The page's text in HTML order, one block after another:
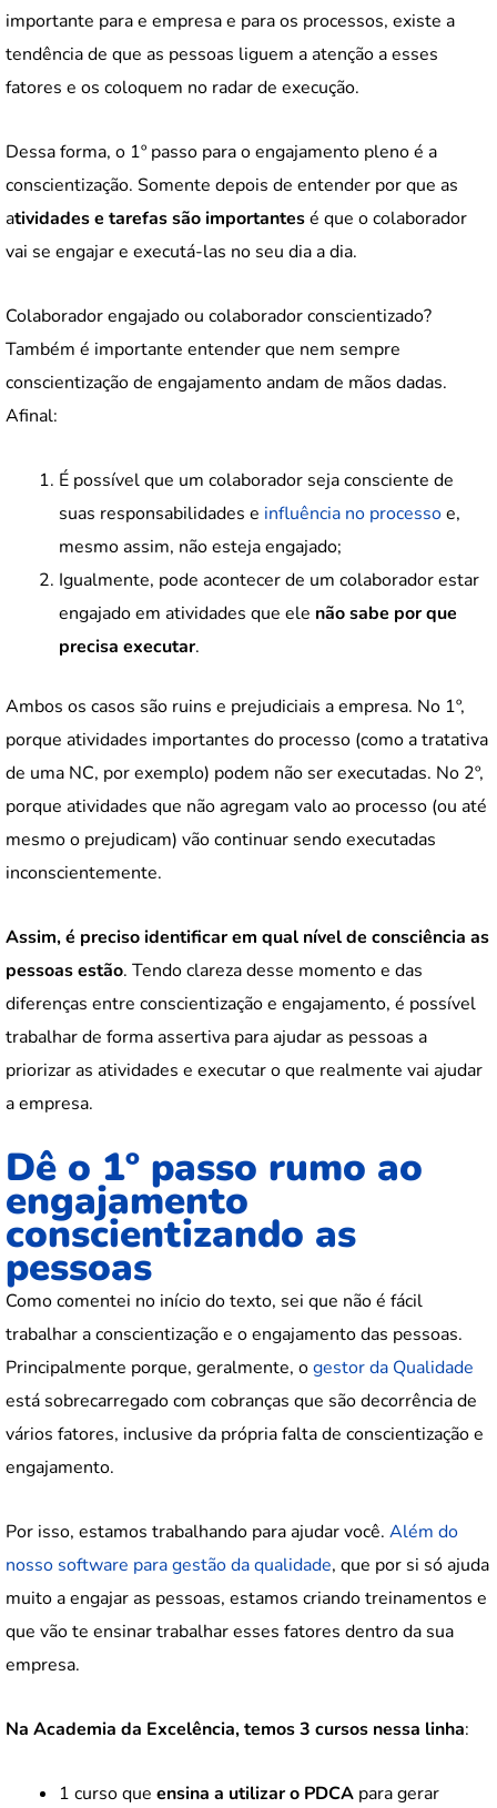
importante para e empresa e para os processos, existe a
tendência de que as pessoas liguem a atenção a esses
fatores e os coloquem no radar de execução.
Dessa forma, o 1º passo para o engajamento pleno é a
conscientização. Somente depois de entender por que as
atividades e tarefas são importantesé que o colaborador
vai se engajar e executá-las no seu dia a dia.
Colaborador engajado ou colaborador conscientizado?
Também é importante entender que nem sempre
conscientização de engajamento andam de mãos dadas.
Afinal:
É possível que um colaborador seja consciente de
suas responsabilidades e influência no processoe,
mesmo assim, não esteja engajado;
Igualmente, pode acontecer de um colaborador estar
engajado em atividades que ele não sabe por que
precisa executar.
Ambos os casos são ruins e prejudiciais a empresa. No 1º,
porque atividades importantes do processo (como a tratativa
de uma NC, por exemplo) podem não ser executadas. No 2º,
porque atividades que não agregam valo ao processo (ou até
mesmo o prejudicam) vão continuar sendo executadas
inconscientemente.
Assim, é preciso identificar em qual nível de consciência as
pessoas estão. Tendo clareza desse momento e das
diferenças entre conscientização e engajamento, é possível
trabalhar de forma assertiva para ajudar as pessoas a
priorizar as atividades e executar o que realmente vai ajudar
a empresa.
Dê o 1º passo rumo ao
engajamento
conscientizando as
pessoas
Como comentei no início do texto, sei que não é fácil
trabalhar a conscientização e o engajamento das pessoas.
Principalmente porque, geralmente, ogestor da Qualidade
está sobrecarregado com cobranças que são decorrência de
vários fatores, inclusive da própria falta de conscientização e
engajamento.
Por isso, estamos trabalhando para ajudar você. Além do
nosso software para gestão da qualidade, que por si só ajuda
muito a engajar as pessoas, estamos criando treinamentos e
que vão te ensinar trabalhar esses fatores dentro da sua
empresa.
Na Academia da Excelência, temos 3 cursos nessa linha:
1 curso que ensina a utilizar o PDCA para gerar